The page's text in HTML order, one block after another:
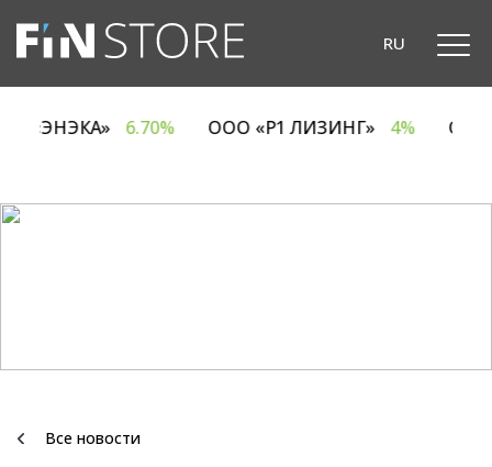
RU
«ЭНЭКА» 6.70% ООО «Р1 ЛИЗИНГ» 4%
Все новости